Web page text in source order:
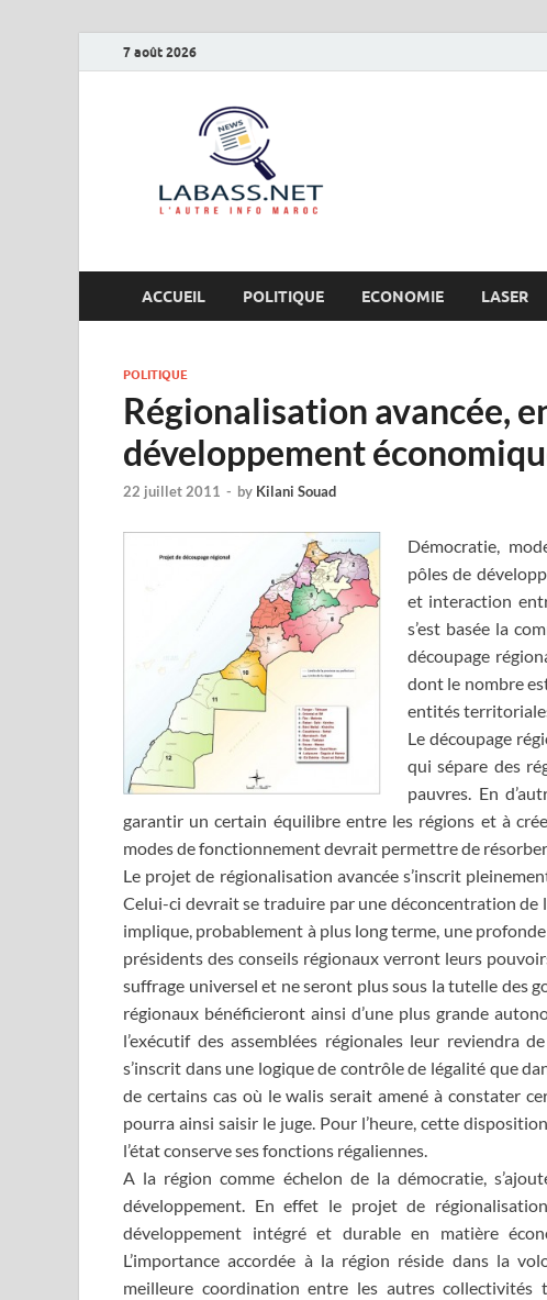
7 août 2026
ACCUEIL POLITIQUE ECONOMIE LASER
POLITIQUE
Régionalisation avancée,
développement
22 juillet 2011 - by Kilani Souad
Démocratie,
pôles de
et interaction
s’est basée la
découpage
dont le nombre
entités
Le découpage
qui sépare des
pauvres. En
garantir un certain équilibre entre les régions et à
modes de fonctionnement devrait permettre de
Le projet de régionalisation avancée s’inscrit
Celui-ci devrait se traduire par une déconcentration de
implique, probablement à plus long terme, une
présidents des conseils régionaux verront leurs
suffrage universel et ne seront plus sous la tutelle des
régionaux bénéficieront ainsi d’une plus grande
l’exécutif des assemblées régionales leur reviendra
s’inscrit dans une logique de contrôle de légalité que
de certains cas où le walis serait amené à constater
pourra ainsi saisir le juge. Pour l’heure, cette
l’état conserve ses fonctions régaliennes.
A la région comme échelon de la démocratie,
développement. En effet le projet de
développement intégré et durable en matière
L’importance accordée à la région réside dans la
meilleure coordination entre les autres